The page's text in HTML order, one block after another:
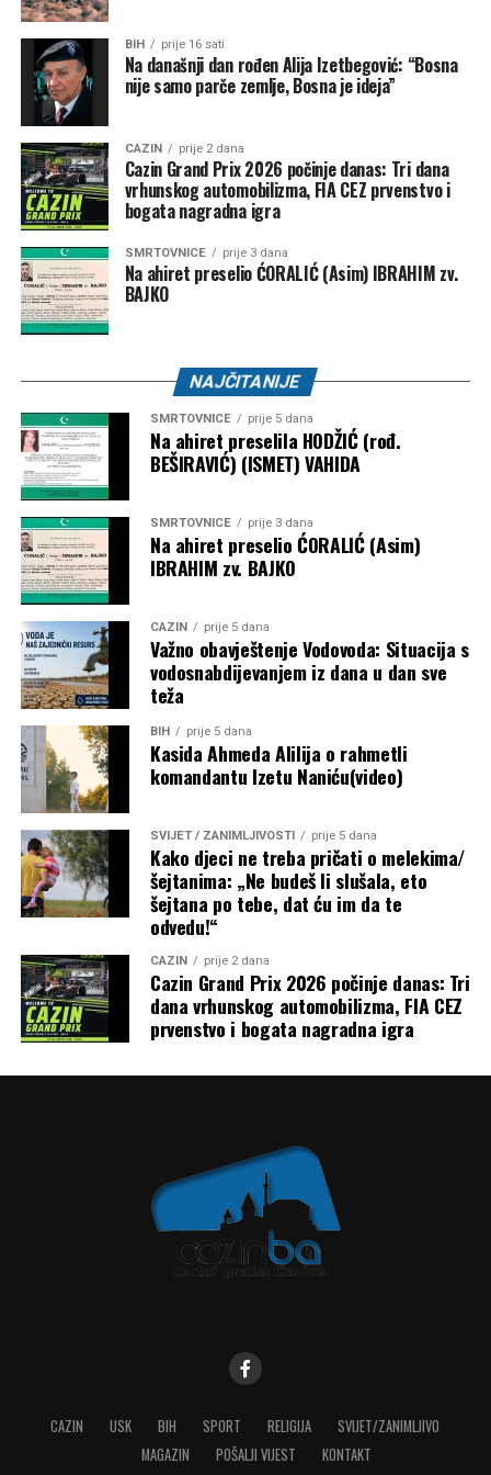
Njen otac je umro 2014. godine od raka bubrega, za koji
ljekari vjeruju da je možda povezan s izloženošću azbestu.
Iako je preživjela, život s jednim plućnim krilom i dalje joj
uzrokuje svakodnevne izazove, jer lako ostaje bez daha,
ne može trčati i bori se s podizanjem teških tereta.
“Nekad ljudi kažu da bi sve trebalo biti super kada se
preživi rak”,
rekla je dodavši da postoji mnogo fizičkih
stvari koje se dešavaju nakon operacija.
“Lako se zadišem i lako se umorim. Imam smrznuto
rame i ne mogu pravilno otvoriti lijevu ruku. Doktori
rijetko viđaju pacijente koji žive ovoliko dugo nakon
mezotelioma. Kažu da je u mom slučaju rijetkost biti
ovdje 20 godina”,kaže Heather Von St. James.
Dvadeset godina kasnije, još uvijek je živa. Kaže da njen
slučaj daje ljudima nadu da se rak može preživjeti i da nas
lijekovi mogu izliječiti.
Post
Share
Tweet
Mail
BIH prije 16 sati
Na današnji dan rođen Alija Izetbegović: “Bosna
nije samo parče zemlje, Bosna je ideja”
CAZIN prije 2 dana
Cazin Grand Prix 2026 počinje danas: Tri dana
vrhunskog automobilizma, FIA CEZ prvenstvo i
bogata nagradna igra
SMRTOVNICE prije 3 dana
Na ahiret preselio ĆORALIĆ (Asim) IBRAHIM zv.
BAJKO
NAJČITANIJE
SMRTOVNICE prije 5 dana
Na ahiret preselila HODŽIĆ (rođ.
BEŠIRAVIĆ) (ISMET) VAHIDA
SMRTOVNICE prije 3 dana
Na ahiret preselio ĆORALIĆ (Asim)
IBRAHIM zv. BAJKO
CAZIN prije 5 dana
Važno obavještenje Vodovoda: Situacija s
vodosnabdijevanjem iz dana u dan sve
teža
BIH prije 5 dana
Kasida Ahmeda Alilija o rahmetli
komandantu Izetu Naniću(video)
SVIJET / ZANIMLJIVOSTI prije 5 dana
Kako djeci ne treba pričati o melekima/
šejtanima: „Ne budeš li slušala, eto
šejtana po tebe, dat ću im da te
odvedu!“
CAZIN prije 2 dana
Cazin Grand Prix 2026 počinje danas: Tri
dana vrhunskog automobilizma, FIA CEZ
prvenstvo i bogata nagradna igra
CAZIN USK BIH SPORT RELIGIJA
SVIJET/ZANIMLJIVO
MAGAZIN
POŠALJI VIJEST KONTAKT